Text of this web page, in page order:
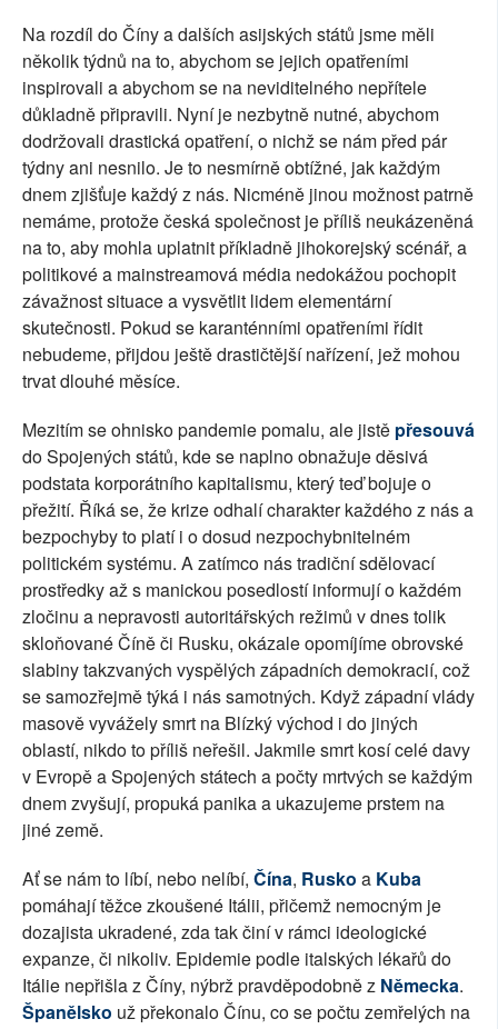
Na rozdíl do Číny a dalších asijských států jsme měli
několik týdnů na to, abychom se jejich opatřeními
inspirovali a abychom se na neviditelného nepřítele
důkladně připravili. Nyní je nezbytně nutné, abychom
dodržovali drastická opatření, o nichž se nám před pár
týdny ani nesnilo. Je to nesmírně obtížné, jak každým
dnem zjišťuje každý z nás. Nicméně jinou možnost patrně
nemáme, protože česká společnost je příliš neukázeněná
na to, aby mohla uplatnit příkladně jihokorejský scénář, a
politikové a mainstreamová média nedokážou pochopit
závažnost situace a vysvětlit lidem elementární
skutečnosti. Pokud se karanténními opatřeními řídit
nebudeme, přijdou ještě drastičtější nařízení, jež mohou
trvat dlouhé měsíce.
Mezitím se ohnisko pandemie pomalu, ale jistě přesouvá
do Spojených států, kde se naplno obnažuje děsivá
podstata korporátního kapitalismu, který teď bojuje o
přežití. Říká se, že krize odhalí charakter každého z nás a
bezpochyby to platí i o dosud nezpochybnitelném
politickém systému. A zatímco nás tradiční sdělovací
prostředky až s manickou posedlostí informují o každém
zločinu a nepravosti autoritářských režimů v dnes tolik
skloňované Číně či Rusku, okázale opomíjíme obrovské
slabiny takzvaných vyspělých západních demokracií, což
se samozřejmě týká i nás samotných. Když západní vlády
masově vyvážely smrt na Blízký východ i do jiných
oblastí, nikdo to příliš neřešil. Jakmile smrt kosí celé davy
v Evropě a Spojených státech a počty mrtvých se každým
dnem zvyšují, propuká panika a ukazujeme prstem na
jiné země.
Ať se nám to líbí, nebo nelíbí, Čína, Rusko a Kuba
pomáhají těžce zkoušené Itálii, přičemž nemocným je
dozajista ukradené, zda tak činí v rámci ideologické
expanze, či nikoliv. Epidemie podle italských lékařů do
Itálie nepřišla z Číny, nýbrž pravděpodobně z Německa.
Španělsko už překonalo Čínu, co se počtu zemřelých na